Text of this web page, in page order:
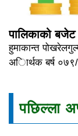
पालिकाको
हुमाकान्त
अािर्थक बर्ष
पछिल्ला